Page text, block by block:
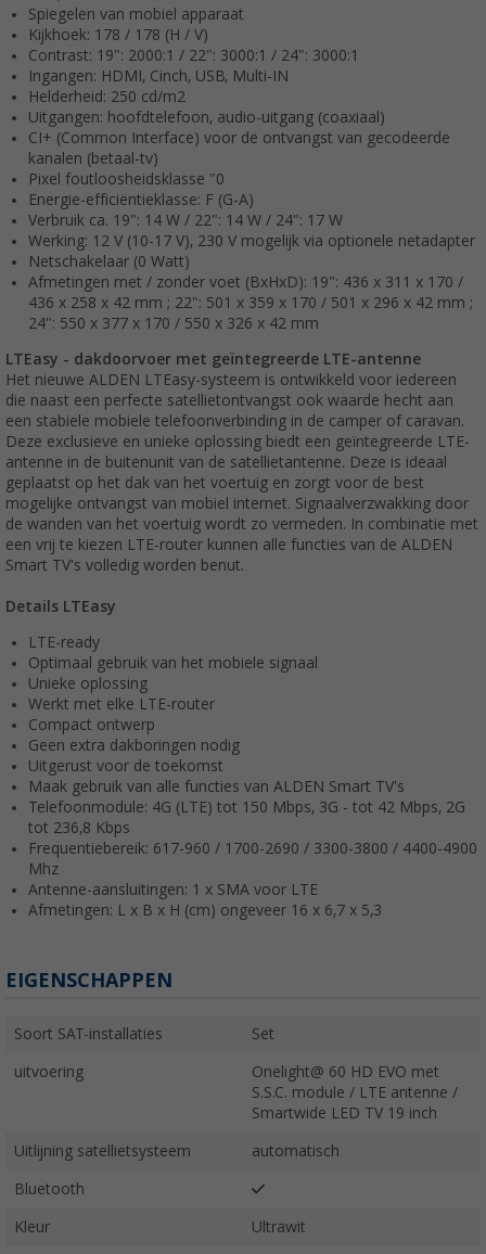
Spiegelen van mobiel apparaat
Kijkhoek: 178 / 178 (H / V)
Contrast: 19": 2000:1 / 22": 3000:1 / 24": 3000:1
Ingangen: HDMI, Cinch, USB, Multi-IN
Helderheid: 250 cd/m2
Uitgangen: hoofdtelefoon, audio-uitgang (coaxiaal)
CI+ (Common Interface) voor de ontvangst van gecodeerde
kanalen (betaal-tv)
Pixel foutloosheidsklasse "0
Energie-efficiëntieklasse: F (G-A)
Verbruik ca. 19": 14 W / 22": 14 W / 24": 17 W
Werking: 12 V (10-17 V), 230 V mogelijk via optionele netadapter
Netschakelaar (0 Watt)
Afmetingen met / zonder voet (BxHxD): 19": 436 x 311 x 170 /
436 x 258 x 42 mm ; 22": 501 x 359 x 170 / 501 x 296 x 42 mm ;
24": 550 x 377 x 170 / 550 x 326 x 42 mm
LTEasy - dakdoorvoer met geïntegreerde LTE-antenne
Het nieuwe ALDEN LTEasy-systeem is ontwikkeld voor iedereen
die naast een perfecte satellietontvangst ook waarde hecht aan
een stabiele mobiele telefoonverbinding in de camper of caravan.
Deze exclusieve en unieke oplossing biedt een geïntegreerde LTE-
antenne in de buitenunit van de satellietantenne. Deze is ideaal
geplaatst op het dak van het voertuig en zorgt voor de best
mogelijke ontvangst van mobiel internet. Signaalverzwakking door
de wanden van het voertuig wordt zo vermeden. In combinatie met
een vrij te kiezen LTE-router kunnen alle functies van de ALDEN
Smart TV's volledig worden benut.
Details LTEasy
LTE-ready
Optimaal gebruik van het mobiele signaal
Unieke oplossing
Werkt met elke LTE-router
Compact ontwerp
Geen extra dakboringen nodig
Uitgerust voor de toekomst
Maak gebruik van alle functies van ALDEN Smart TV's
Telefoonmodule: 4G (LTE) tot 150 Mbps, 3G - tot 42 Mbps, 2G
tot 236,8 Kbps
Frequentiebereik: 617-960 / 1700-2690 / 3300-3800 / 4400-4900
Mhz
Antenne-aansluitingen: 1 x SMA voor LTE
Afmetingen: L x B x H (cm) ongeveer 16 x 6,7 x 5,3
EIGENSCHAPPEN
Soort SAT-installaties Set
uitvoering
Onelight@ 60 HD EVO met
S.S.C. module / LTE antenne /
Smartwide LED TV 19 inch
Uitlijning satellietsysteem automatisch
Bluetooth
Kleur Ultrawit